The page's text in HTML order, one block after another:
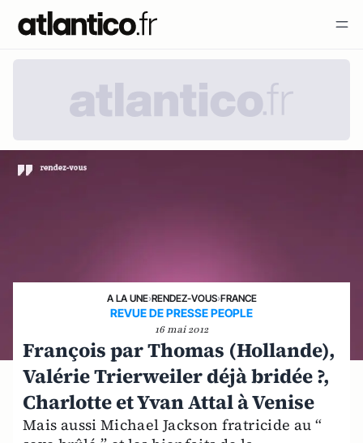
A LA UNE›RENDEZ-VOUS›FRANCE
REVUE DE PRESSE PEOPLE
16 mai 2012
François par Thomas (Hollande),
Valérie Trierweiler déjà bridée ?,
Charlotte et Yvan Attal à Venise
Mais aussi Michael Jackson fratricide au “